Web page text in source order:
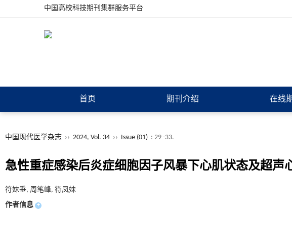
中国高校科技期刊集群服务平台
首页 期刊介绍 在线
中国现代医学杂志 ›› 2024, Vol. 34 ›› Issue (01) : 29 -33.
急性重症感染后炎症细胞因子风暴下心肌状态及超声
符妹垂, 周笔峰, 符凤妹
作者信息 +